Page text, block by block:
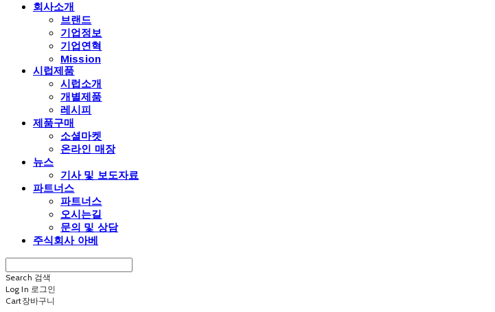
회사소개
브랜드
기업정보
기업연혁
Mission
시럽제품
시럽소개
개별제품
레시피
제품구매
소셜마켓
온라인 매장
뉴스
기사 및 보도자료
파트너스
파트너스
오시는길
문의 및 상담
주식회사 아베
Search 검색
Log In 로그인
Cart장바구니